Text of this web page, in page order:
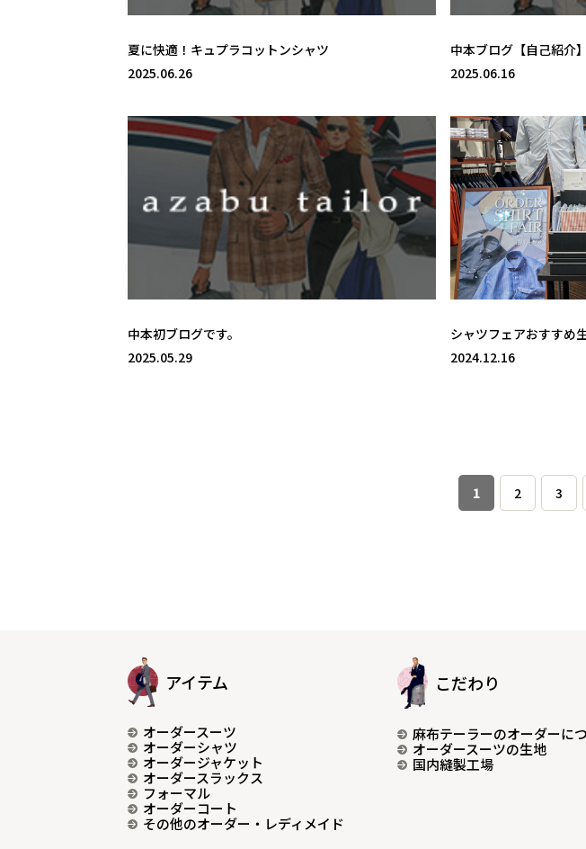
夏に快適！キュプラコットンシャツ
2025.06.26
中本ブログ【自己紹介】
2025.06.16
中本初ブログです。
2025.05.29
シャツフェアおすすめ
2024.12.16
1 2 3
アイテム
オーダースーツ
オーダーシャツ
オーダージャケット
オーダースラックス
フォーマル
オーダーコート
その他のオーダー・レディメイド
こだわり
麻布テーラーのオーダーに
オーダースーツの生地
国内縫製工場